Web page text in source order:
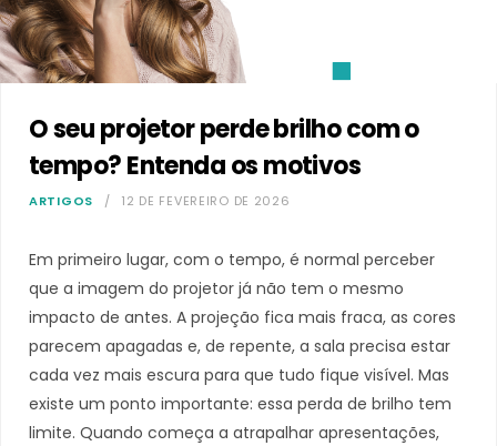
O seu projetor perde brilho com o
tempo? Entenda os motivos
ARTIGOS 12 DE FEVEREIRO DE 2026
Em primeiro lugar, com o tempo, é normal perceber
que a imagem do projetor já não tem o mesmo
impacto de antes. A projeção fica mais fraca, as cores
parecem apagadas e, de repente, a sala precisa estar
cada vez mais escura para que tudo fique visível. Mas
existe um ponto importante: essa perda de brilho tem
limite. Quando começa a atrapalhar apresentações,